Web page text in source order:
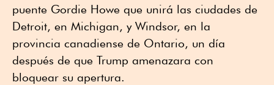
puente Gordie Howe que unirá las ciudades de
Detroit, en Michigan, y Windsor, en la
provincia canadiense de Ontario, un día
después de que Trump amenazara con
bloquear su apertura.